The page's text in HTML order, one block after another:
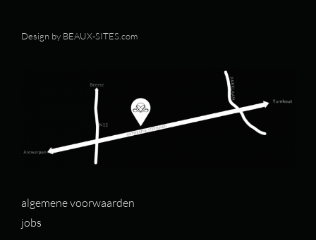
Design by BEAUX-SITES.com
algemene voorwaarden
jobs